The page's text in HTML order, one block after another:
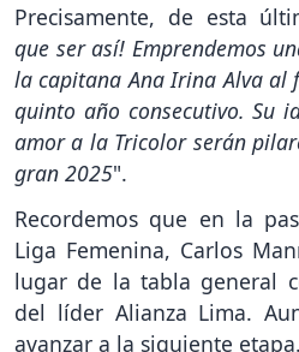
Precisamente, de esta
que ser así! Emprendemos
la capitana Ana Irina Alva al
quinto año consecutivo. Su
amor a la Tricolor serán
gran 2025".
Recordemos que en la
Liga Femenina, Carlos
lugar de la tabla general
del líder Alianza Lima.
avanzar a la siguiente etapa.